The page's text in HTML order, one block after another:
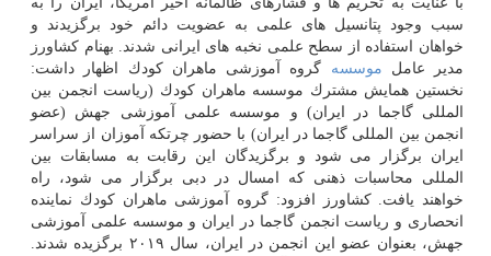
سبب وجود پتانسیل های علمی به عضویت دائم خود برگزیدند و
خواهان استفاده از سطح علمی نخبه های ایرانی شدند. بهنام كشاورز
مدیر عامل موسسه گروه آموزشی ماهران كودك اظهار داشت:
نخستین همایش مشترك موسسه ماهران كودك (ریاست انجمن بین
المللی گاجما در ایران) و موسسه علمی آموزشی جهش (عضو
انجمن بین المللی گاجما در ایران) با حضور چرتكه آموزان از سراسر
ایران برگزار می شود و برگزیدگان این رقابت به مسابقات بین
المللی محاسبات ذهنی كه امسال در دبی برگزار می شود، راه
خواهند یافت. كشاورز افزود: گروه آموزشی ماهران كودك نماینده
انحصاری و ریاست انجمن گاجما در ایران و موسسه علمی آموزشی
جهش، بعنوان عضو این انجمن در ایران، سال ۲۰۱۹ برگزیده شدند.